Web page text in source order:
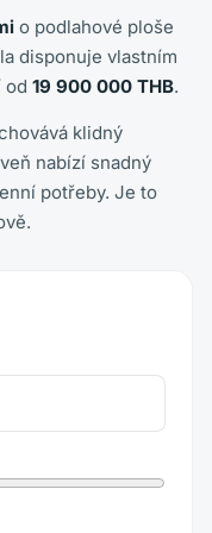
o podlahové ploše
disponuje vlastním
od 19 900 000 THB.
klidný
nabízí snadný
potřeby. Je to